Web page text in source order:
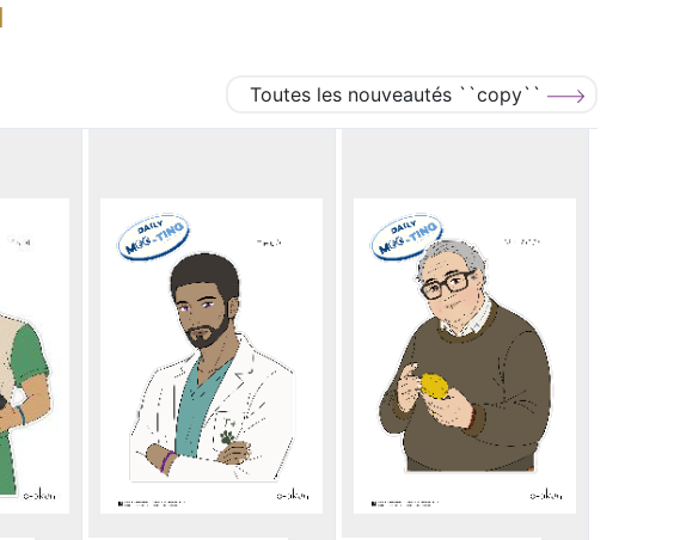
Toutes les nouveautés ``copy``